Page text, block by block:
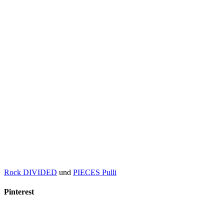
Rock DIVIDED und PIECES Pulli
Pinterest